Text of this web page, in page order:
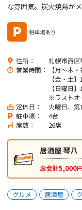
な雰囲気。炭火焼鳥が
駐車場あり
住所：
札幌市西区
営業時間：
【月～木
【金・土
【日曜日
※ラストオ
定休日：
火曜日、
駐車場：
4台
席数：
26席
居酒屋 琴八
お会計5,000
グルメ 居酒屋